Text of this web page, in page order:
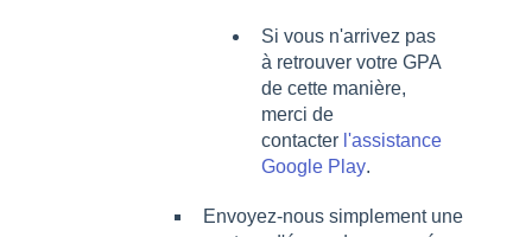
Si vous n'arrivez pas
à retrouver votre GPA
de cette manière,
merci de
contacter l'assistance
Google Play.
Envoyez-nous simplement une